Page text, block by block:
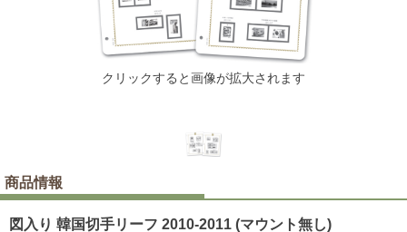
クリックすると画像が拡大されます
商品情報
図入り 韓国切手リーフ 2010-2011 (マウント無し)